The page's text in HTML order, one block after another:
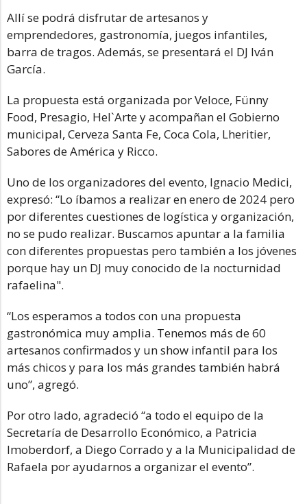
Allí se podrá disfrutar de artesanos y
emprendedores, gastronomía, juegos infantiles,
barra de tragos. Además, se presentará el DJ Iván
García.
La propuesta está organizada por Veloce, Fünny
Food, Presagio, Hel`Arte y acompañan el Gobierno
municipal, Cerveza Santa Fe, Coca Cola, Lheritier,
Sabores de América y Ricco.
Uno de los organizadores del evento, Ignacio Medici,
expresó: “Lo íbamos a realizar en enero de 2024 pero
por diferentes cuestiones de logística y organización,
no se pudo realizar. Buscamos apuntar a la familia
con diferentes propuestas pero también a los jóvenes
porque hay un DJ muy conocido de la nocturnidad
rafaelina".
“Los esperamos a todos con una propuesta
gastronómica muy amplia. Tenemos más de 60
artesanos confirmados y un show infantil para los
más chicos y para los más grandes también habrá
uno”, agregó.
Por otro lado, agradeció “a todo el equipo de la
Secretaría de Desarrollo Económico, a Patricia
Imoberdorf, a Diego Corrado y a la Municipalidad de
Rafaela por ayudarnos a organizar el evento”.